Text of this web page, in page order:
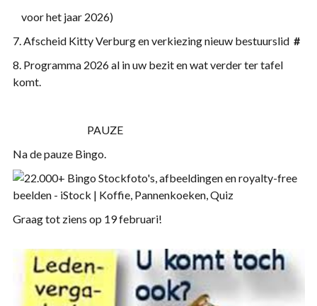
voor het jaar 2026)
7. Afscheid Kitty Verburg en verkiezing nieuw bestuurslid #
8. Programma 2026 al in uw bezit en wat verder ter tafel
komt.
PAUZE
Na de pauze Bingo.
Graag tot ziens op 19 februari!